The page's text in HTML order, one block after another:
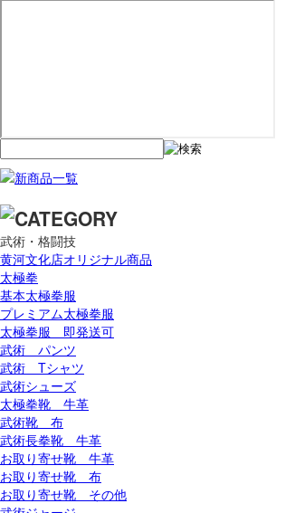
武術・格闘技
黄河文化店オリジナル商品
太極拳
基本太極拳服
プレミアム太極拳服
太極拳服 即発送可
武術 パンツ
武術 Tシャツ
武術シューズ
太極拳靴 牛革
武術靴 布
武術長拳靴 牛革
お取り寄せ靴 牛革
お取り寄せ靴 布
お取り寄せ靴 その他